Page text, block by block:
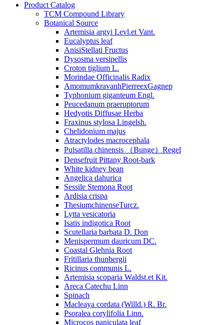
Product Catalog
TCM Compound Library
Botanical Source
Artemisia argyi Levl.et Vant.
Eucalyptus leaf
AnisiStellati Fructus
Dysosma versipellis
Croton tiglium L.
Morindae Officinalis Radix
AmomumkravanhPierreexGagnep
Typhonium giganteum Engl.
Peucedanum praeruptorum
Hedyotis Diffusae Herba
Fraxinus stylosa Lingelsh.
Chelidonium majus
Atractylodes macrocephala
Pulsatilla chinensis （Bunge）Regel
Densefruit Pittany Root-bark
White kidney bean
Angelica dahurica
Sessile Stemona Root
Ardisia crispa
ThesiumchinenseTurcz.
Lytta vesicatoria
Isatis indigotica Root
Scutellaria barbata D. Don
Menispermum dauricum DC.
Coastal Glehnia Root
Fritillaria thunbergii
Ricinus communis L.
Artemisia scoparia Waldst.et Kit.
Areca Catechu Linn
Spinach
Macleaya cordata (Willd.) R. Br.
Psoralea corylifolia Linn.
Microcos paniculata leaf